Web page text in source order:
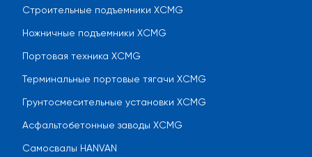
Строительные подъемники XCMG
Ножничные подъемники XCMG
Портовая техника XCMG
Терминальные портовые тягачи XCMG
Грунтосмесительные установки XCMG
Асфальтобетонные заводы XCMG
Самосвалы HANVAN